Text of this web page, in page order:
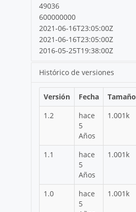
49036
600000000
2021-06-16T23:05:00Z
2021-06-16T23:05:00Z
2016-05-25T19:38:00Z
Histórico de versiones
Versión Fecha
Tamaño
1.2
hace
5
Años
1.001k
1.1
hace
5
Años
1.001k
1.0
hace
5
1.001k